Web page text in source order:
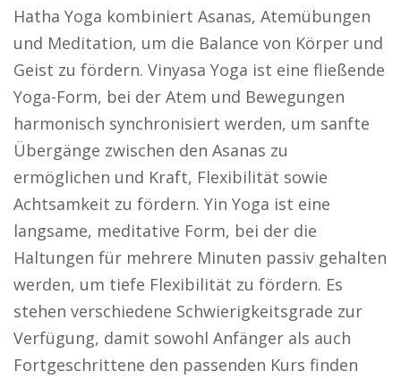
Hatha Yoga kombiniert Asanas, Atemübungen
und Meditation, um die Balance von Körper und
Geist zu fördern. Vinyasa Yoga ist eine fließende
Yoga-Form, bei der Atem und Bewegungen
harmonisch synchronisiert werden, um sanfte
Übergänge zwischen den Asanas zu
ermöglichen und Kraft, Flexibilität sowie
Achtsamkeit zu fördern. Yin Yoga ist eine
langsame, meditative Form, bei der die
Haltungen für mehrere Minuten passiv gehalten
werden, um tiefe Flexibilität zu fördern. Es
stehen verschiedene Schwierigkeitsgrade zur
Verfügung, damit sowohl Anfänger als auch
Fortgeschrittene den passenden Kurs finden